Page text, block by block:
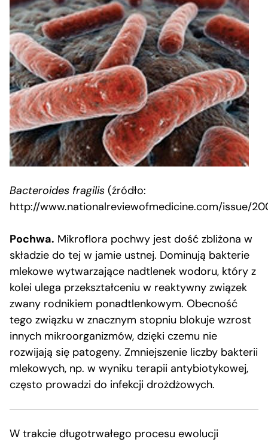
Bacteroides fragilis (źródło:
http://www.nationalreviewofmedicine.com/issue/
Pochwa. Mikroflora pochwy jest dość zbliżona w
składzie do tej w jamie ustnej. Dominują bakterie
mlekowe wytwarzające nadtlenek wodoru, który z
kolei ulega przekształceniu w reaktywny związek
zwany rodnikiem ponadtlenkowym. Obecność
tego związku w znacznym stopniu blokuje wzrost
innych mikroorganizmów, dzięki czemu nie
rozwijają się patogeny. Zmniejszenie liczby bakterii
mlekowych, np. w wyniku terapii antybiotykowej,
często prowadzi do infekcji drożdżowych.
W trakcie długotrwałego procesu ewolucji